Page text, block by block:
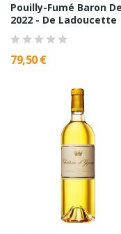
Pouilly-Fumé Baron
2022 - De Ladoucette
79,50 €